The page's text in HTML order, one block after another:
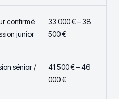
confirmé
junior
33 000 € – 38
500 €
sénior /
41 500 € – 46
000 €